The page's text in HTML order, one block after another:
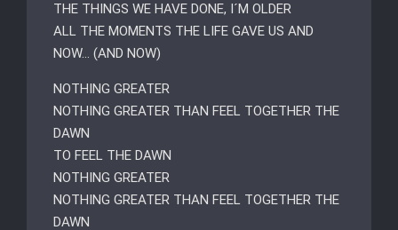
THE THINGS WE HAVE DONE, I´M OLDER
ALL THE MOMENTS THE LIFE GAVE US AND
NOW… (AND NOW)
NOTHING GREATER
NOTHING GREATER THAN FEEL TOGETHER THE
DAWN
TO FEEL THE DAWN
NOTHING GREATER
NOTHING GREATER THAN FEEL TOGETHER THE
DAWN